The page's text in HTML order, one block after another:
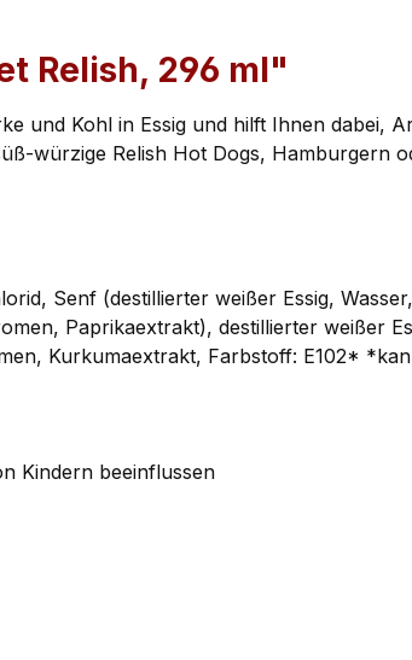
Relish, 296 ml"
und Kohl in Essig und hilft Ihnen dabei,
würzige Relish Hot Dogs, Hamburgern
Senf (destillierter weißer Essig,
Paprikaextrakt), destillierter weißer
Kurkumaextrakt, Farbstoff: E102*
Kindern beeinflussen